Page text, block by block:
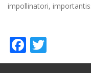
impollinatori,
Facebook